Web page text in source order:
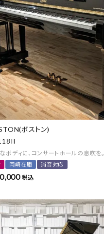
韻と繊細な演奏感。
ボストン)
ボディに、コンサートホールの息吹を。
岡崎在庫 消音対応
税込